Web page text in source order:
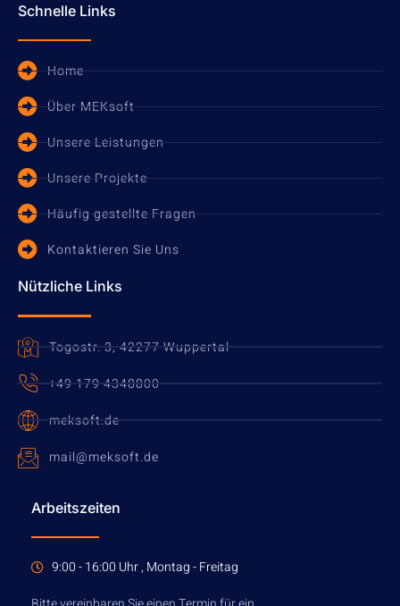
Schnelle Links
Home
Über MEKsoft
Unsere Leistungen
Unsere Projekte
Häufig gestellte Fragen
Kontaktieren Sie Uns
Nützliche Links
Togostr. 3, 42277 Wuppertal
+49 179 4348800
meksoft.de
mail@meksoft.de
Arbeitszeiten
9:00 - 16:00 Uhr , Montag - Freitag